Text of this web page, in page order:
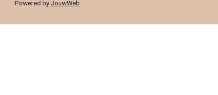
Powered by JouwWeb